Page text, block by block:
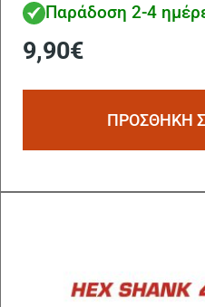
Παράδοση 2-4
9,90€
ΠΡΟΣΘΗΚΗ